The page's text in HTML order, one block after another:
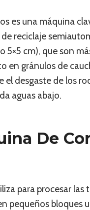
es una máquina
reciclaje
5×5 cm), que son
en gránulos de
desgaste de los
aguas abajo.
De
para procesar las
pequeños bloques